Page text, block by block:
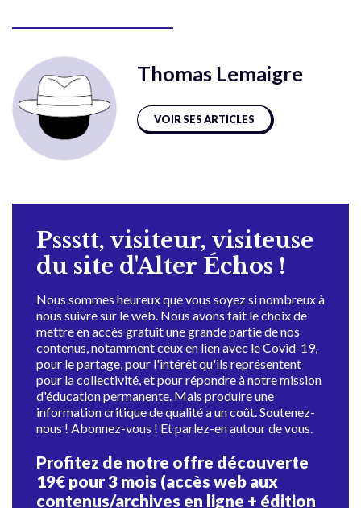
Thomas Lemaigre
VOIR SES ARTICLES
Pssstt, visiteur, visiteuse
du site d'Alter Échos !
Nous sommes heureux que vous soyez si nombreux à
nous suivre sur le web. Nous avons fait le choix de
mettre en accès gratuit une grande partie de nos
contenus, notamment ceux en lien avec le Covid-19,
pour le partage, pour l'intérêt qu'ils représentent
pour la collectivité, et pour répondre à notre mission
d'éducation permanente. Mais produire une
information critique de qualité a un coût. Soutenez-
nous ! Abonnez-vous ! Et parlez-en autour de vous.
Profitez de notre offre découverte
19€ pour 3 mois (accès web aux
contenus/archives en ligne + édition